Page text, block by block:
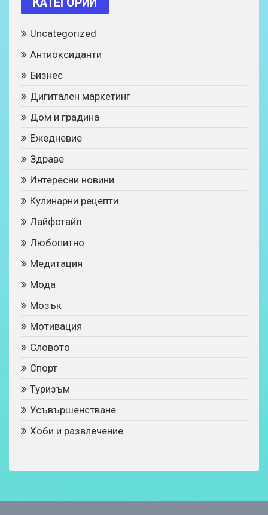
Uncategorized
Антиоксиданти
Бизнес
Дигитален маркетинг
Дом и градина
Ежедневие
Здраве
Интересни новини
Кулинарни рецепти
Лайфстайл
Любопитно
Медитация
Мода
Мозък
Мотивация
Словото
Спорт
Туризъм
Усъвършенстване
Хоби и развлечение